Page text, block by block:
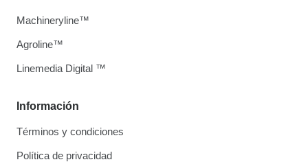
Información
Términos y condiciones
Política de privacidad
Machineryline™
Agroline™
Linemedia Digital ™